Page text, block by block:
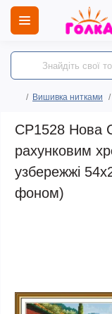
Вишивка нитками
СР1528 Нова
рахунковим
узбережжі
фоном)